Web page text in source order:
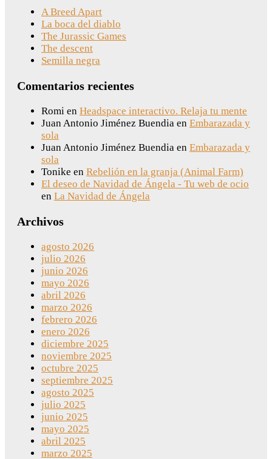
A Breed Apart
La boca del diablo
The Jurassic Games
The descent
Semilla negra
Comentarios recientes
Romi en Headspace interactivo. Relaja tu mente
Juan Antonio Jiménez Buendia en Embarazada y
sola
Juan Antonio Jiménez Buendia en Embarazada y
sola
Tonike en Rebelión en la granja (Animal Farm)
El deseo de Navidad de Ángela - Tu web de ocio
en La Navidad de Ángela
Archivos
agosto 2026
julio 2026
junio 2026
mayo 2026
abril 2026
marzo 2026
febrero 2026
enero 2026
diciembre 2025
noviembre 2025
octubre 2025
septiembre 2025
agosto 2025
julio 2025
junio 2025
mayo 2025
abril 2025
marzo 2025